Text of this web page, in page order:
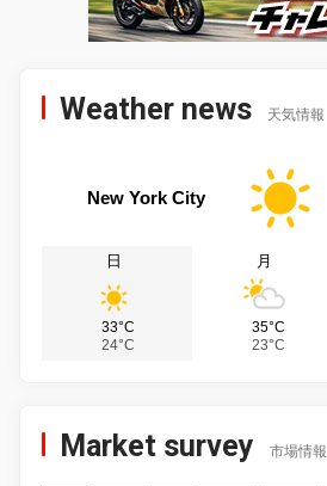
Weather news 天気情報
New York City
日
33°C
24°C
月
35°C
23°C
Market survey 市場情報